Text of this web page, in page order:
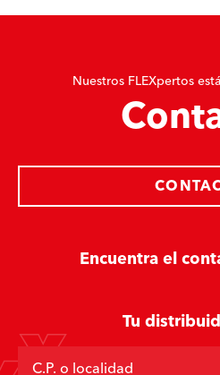
Nuestros FLEXpertos
Encuentra el
Tu
C.P. o localidad